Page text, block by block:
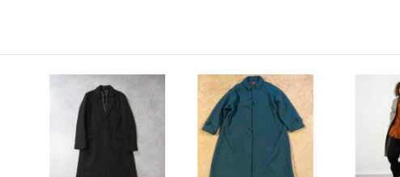
◆中野店
東京都中野区大和町3-40-1
TEL 03-5356-8071
■お取引について
当店はラクマの規約に則
特定のお客様に対するお